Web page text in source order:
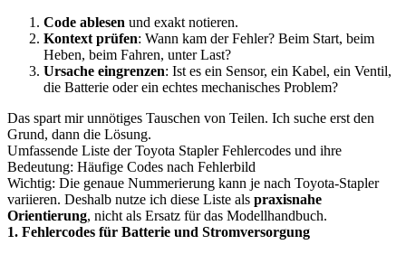
Code ablesen und exakt notieren.
Kontext prüfen: Wann kam der Fehler? Beim Start, beim
Heben, beim Fahren, unter Last?
Ursache eingrenzen: Ist es ein Sensor, ein Kabel, ein Ventil,
die Batterie oder ein echtes mechanisches Problem?
Das spart mir unnötiges Tauschen von Teilen. Ich suche erst den
Grund, dann die Lösung.
Umfassende Liste der Toyota Stapler Fehlercodes und ihre
Bedeutung: Häufige Codes nach Fehlerbild
Wichtig: Die genaue Nummerierung kann je nach Toyota-Stapler
variieren. Deshalb nutze ich diese Liste als praxisnahe
Orientierung, nicht als Ersatz für das Modellhandbuch.
1. Fehlercodes für Batterie und Stromversorgung